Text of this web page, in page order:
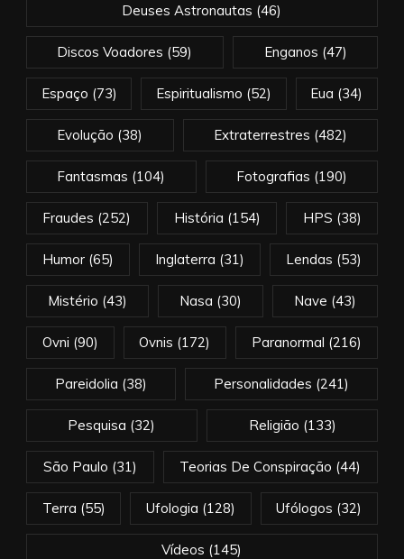
Deuses Astronautas (46)
Discos Voadores (59) Enganos (47)
Espaço (73) Espiritualismo (52) Eua (34)
Evolução (38) Extraterrestres (482)
Fantasmas (104) Fotografias (190)
Fraudes (252) História (154) HPS (38)
Humor(65) Inglaterra (31) Lendas (53)
Mistério (43) Nasa (30) Nave (43)
Ovni (90) Ovnis (172) Paranormal (216)
Pareidolia (38) Personalidades (241)
Pesquisa (32) Religião (133)
São Paulo (31) Teorias De Conspiração (44)
Terra (55) Ufologia (128) Ufólogos (32)
Vídeos (145)